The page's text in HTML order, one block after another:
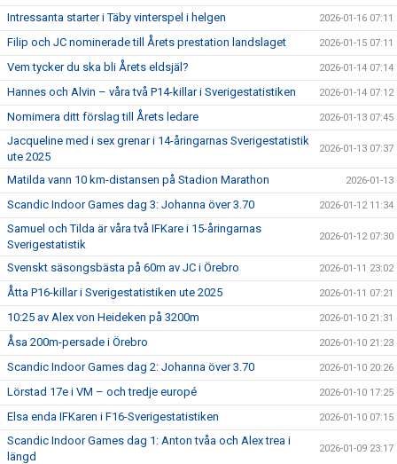
Intressanta starter i Täby vinterspel i helgen 2026-01-16 07:11
Filip och JC nominerade till Årets prestation landslaget 2026-01-15 07:11
Vem tycker du ska bli Årets eldsjäl? 2026-01-14 07:14
Hannes och Alvin – våra två P14-killar i Sverigestatistiken 2026-01-14 07:12
Nomimera ditt förslag till Årets ledare 2026-01-13 07:45
Jacqueline med i sex grenar i 14-åringarnas Sverigestatistik
ute 2025
2026-01-13 07:37
Matilda vann 10 km-distansen på Stadion Marathon 2026-01-13
Scandic Indoor Games dag 3: Johanna över 3.70 2026-01-12 11:34
Samuel och Tilda är våra två IFKare i 15-åringarnas
Sverigestatistik
2026-01-12 07:30
Svenskt säsongsbästa på 60m av JC i Örebro 2026-01-11 23:02
Åtta P16-killar i Sverigestatistiken ute 2025 2026-01-11 07:21
10:25 av Alex von Heideken på 3200m 2026-01-10 21:31
Åsa 200m-persade i Örebro 2026-01-10 21:23
Scandic Indoor Games dag 2: Johanna över 3.70 2026-01-10 20:26
Lörstad 17e i VM – och tredje europé 2026-01-10 17:25
Elsa enda IFKaren i F16-Sverigestatistiken 2026-01-10 07:15
Scandic Indoor Games dag 1: Anton tvåa och Alex trea i
längd
2026-01-09 23:17